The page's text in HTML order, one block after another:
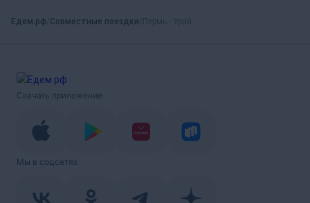
Едем.рф Совместные поездки
Скачать приложение
Мы в соцсетях